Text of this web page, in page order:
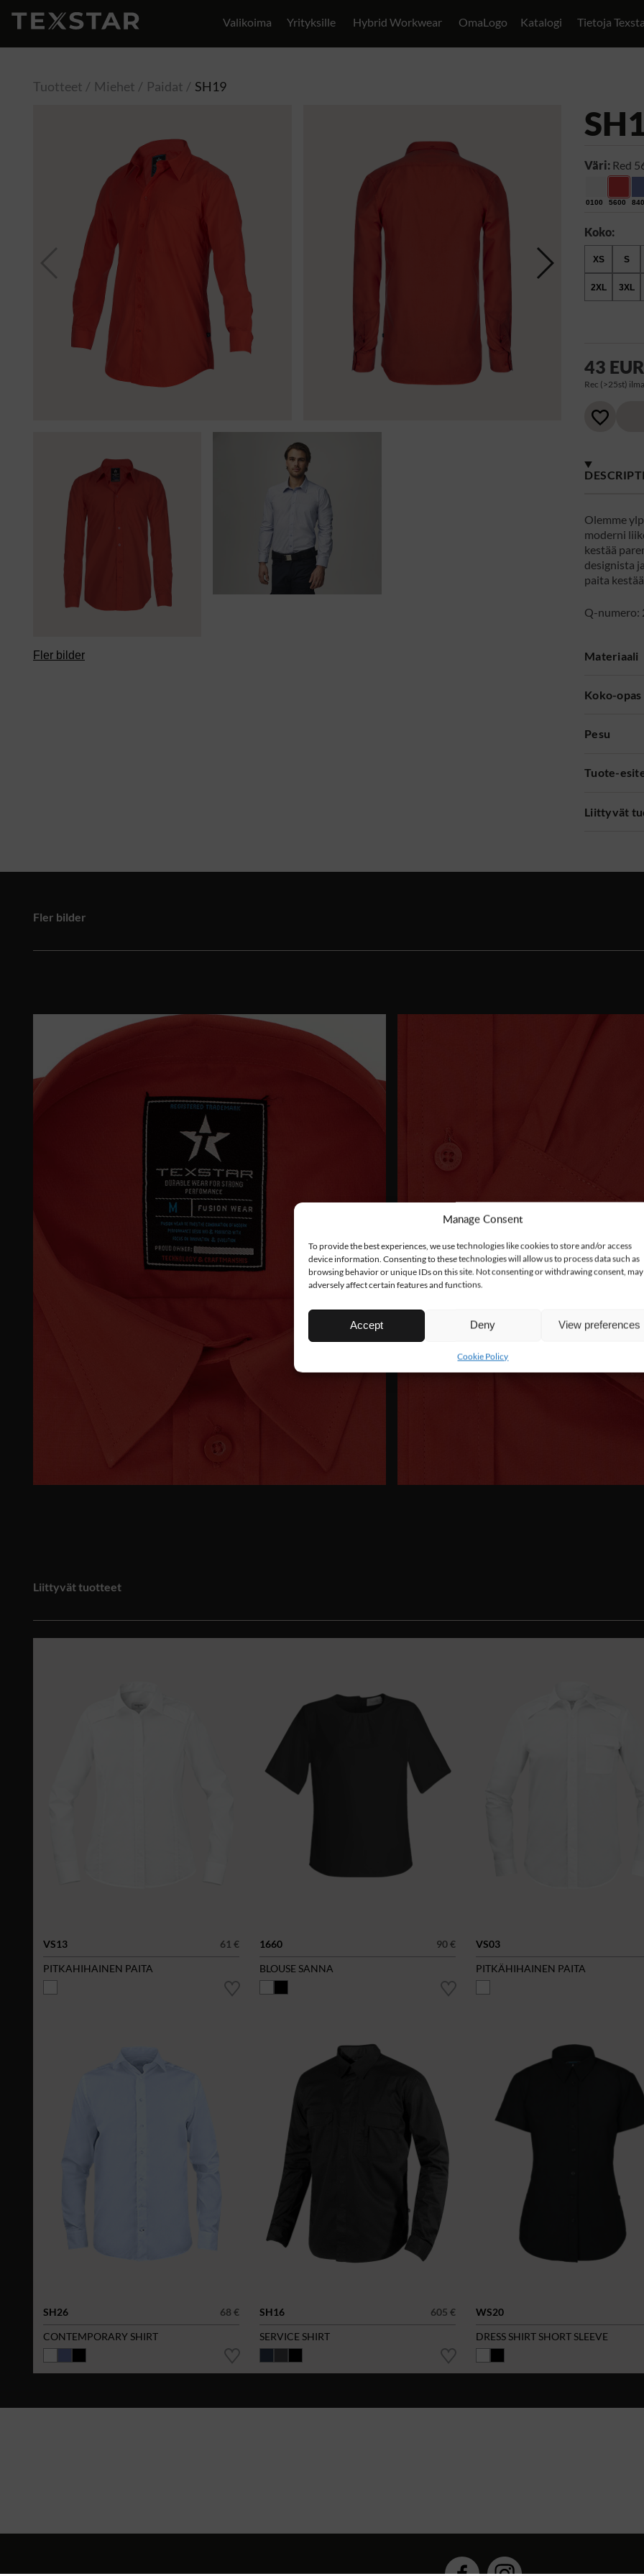
Manage Consent
To provide the best experiences, we use technologies like cookies to store and/or access
device information. Consenting to these technologies will allow us to process data such as
browsing behavior or unique IDs on this site. Not consenting or withdrawing consent, may
adversely affect certain features and functions.
Accept Deny View preferences
Cookie Policy
Valikoima Yrityksille Hybrid Workwear OmaLogo Katalogi Tietoja
Tuotteet Miehet Paidat SH19
Fler bilder
Väri: Red
0100 5600
Koko:
XS S
2XL 3XL
43 EUR
Rec (>25st)
Olemme
moderni
kestää
designista
paita
Q-numero:
Materiaali
Koko-opas
Pesu
Tuote-
Liittyvät
Fler bilder
Liittyvät tuotteet
VS13
61 €
PITKAHIHAINEN PAITA
1660
90 €
BLOUSE SANNA
VS03
PITKÄHIHAINEN PAITA
SH26
68 €
CONTEMPORARY SHIRT
SH16
605 €
SERVICE SHIRT
WS20
DRESS SHIRT SHORT SLEEVE